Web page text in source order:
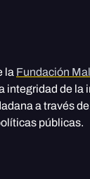
la Fundación
integridad de la
a través
públicas.